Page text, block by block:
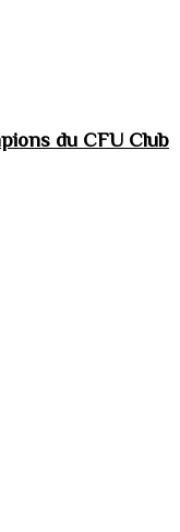
du CFU Club